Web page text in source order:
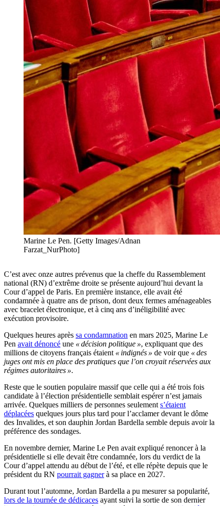
Marine Le Pen. [Getty Images/Adnan
Farzat_NurPhoto]
C’est avec onze autres prévenus que la cheffe du Rassemblement
national (RN) d’extrême droite se présente aujourd’hui devant la
Cour d’appel de Paris. En première instance, elle avait été
condamnée à quatre ans de prison, dont deux fermes aménageables
avec bracelet électronique, et à cinq ans d’inéligibilité avec
exécution provisoire.
Quelques heures après sa condamnation en mars 2025, Marine Le
Pen avait dénoncé une « décision politique », expliquant que des
millions de citoyens français étaient « indignés » de voir que « des
juges ont mis en place des pratiques que l’on croyait réservées aux
régimes autoritaires ».
Reste que le soutien populaire massif que celle qui a été trois fois
candidate à l’élection présidentielle semblait espérer n’est jamais
arrivée. Quelques milliers de personnes seulement s’étaient
déplacées quelques jours plus tard pour l’acclamer devant le dôme
des Invalides, et son dauphin Jordan Bardella semble depuis avoir la
préférence des sondages.
En novembre dernier, Marine Le Pen avait expliqué renoncer à la
présidentielle si elle devait être condamnée, lors du verdict de la
Cour d’appel attendu au début de l’été, et elle répète depuis que le
président du RN pourrait gagnerà sa place en 2027.
Durant tout l’automne, Jordan Bardella a pu mesurer sa popularité,
lors de la tournée de dédicaces ayant suivi la sortie de son dernier